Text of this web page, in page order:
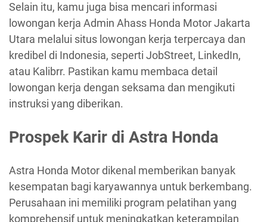
Selain itu, kamu juga bisa mencari informasi
lowongan kerja Admin Ahass Honda Motor Jakarta
Utara melalui situs lowongan kerja terpercaya dan
kredibel di Indonesia, seperti JobStreet, LinkedIn,
atau Kalibrr. Pastikan kamu membaca detail
lowongan kerja dengan seksama dan mengikuti
instruksi yang diberikan.
Prospek Karir di Astra Honda
Astra Honda Motor dikenal memberikan banyak
kesempatan bagi karyawannya untuk berkembang.
Perusahaan ini memiliki program pelatihan yang
komprehensif untuk meningkatkan keterampilan